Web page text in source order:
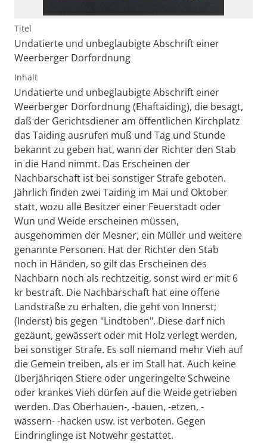
Titel
Undatierte und unbeglaubigte Abschrift einer
Weerberger Dorfordnung
Inhalt
Undatierte und unbeglaubigte Abschrift einer
Weerberger Dorfordnung (Ehaftaiding), die besagt,
daß der Gerichtsdiener am öffentlichen Kirchplatz
das Taiding ausrufen muß und Tag und Stunde
bekannt zu geben hat, wann der Richter den Stab
in die Hand nimmt. Das Erscheinen der
Nachbarschaft ist bei sonstiger Strafe geboten.
Jährlich finden zwei Taiding im Mai und Oktober
statt, wozu alle Besitzer einer Feuerstadt oder
Wun und Weide erscheinen müssen,
ausgenommen der Mesner, ein Müller und weitere
genannte Personen. Hat der Richter den Stab
noch in Händen, so gilt das Erscheinen des
Nachbarn noch als rechtzeitig, sonst wird er mit 6
kr bestraft. Die Nachbarschaft hat eine offene
Landstraße zu erhalten, die geht von Innerst;
(Inderst) bis gegen "Lindtoben". Diese darf nich
gezäunt, gewässert oder mit Holz verlegt werden,
bei sonstiger Strafe. Es soll niemand mehr Vieh auf
die Gemein treiben, als er im Stall hat. Auch keine
überjähriqen Stiere oder ungeringelte Schweine
oder krankes Vieh dürfen auf die Weide getrieben
werden. Das Oberhauen-, -bauen, -etzen, -
wässern- -hacken usw. ist verboten. Gegen
Eindringlinge ist Notwehr gestattet.